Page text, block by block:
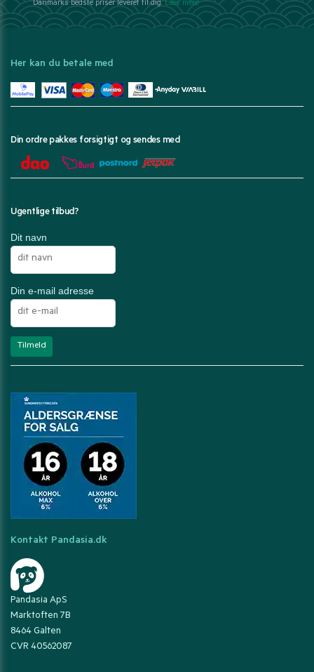
Danmarks bedste priser leveret til dig.Læs mere
Her kan du betale med
Din ordre pakkes forsigtigt og sendes med
Ugentlige tilbud?
Dit navn
Din e-mail adresse
Kontakt Pandasia.dk
Pandasia ApS
Marktoften 7B
8464 Galten
CVR 40562087